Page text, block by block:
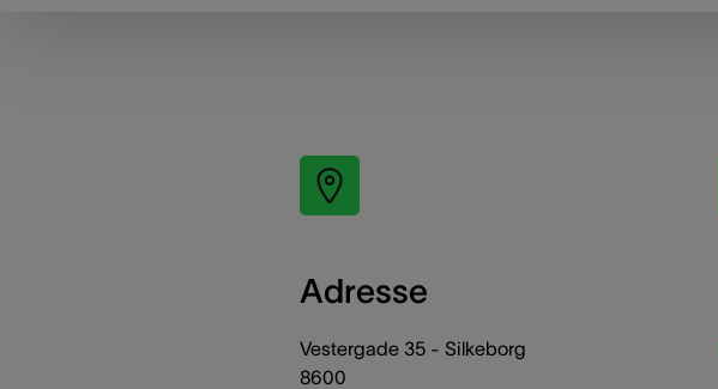
Adresse
Vestergade 35 - Silkeborg
8600